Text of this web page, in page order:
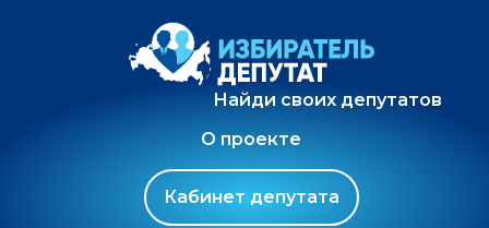
Найди своих депутатов
О проекте
Кабинет депутата